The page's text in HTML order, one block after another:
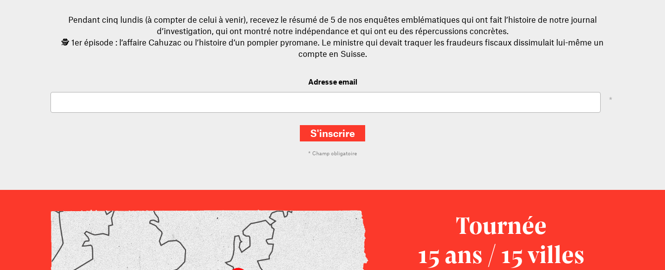
Pendant cinq lundis (à compter de celui à venir), recevez le résumé de 5 de nos enquêtes emblématiques qui ont fait l’histoire de notre journal
d’investigation, qui ont montré notre indépendance et qui ont eu des répercussions concrètes.
🕵️ 1er épisode : l’affaire Cahuzac ou l’histoire d’un pompier pyromane. Le ministre qui devait traquer les fraudeurs fiscaux dissimulait lui-même un
compte en Suisse.
Adresse email
S'inscrire
* Champ obligatoire
Tournée
15 ans / 15 villes